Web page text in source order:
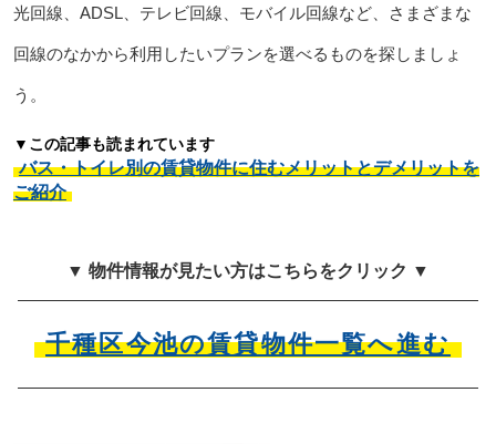
光回線、ADSL、テレビ回線、モバイル回線など、さまざまな
回線のなかから利用したいプランを選べるものを探しましょ
う。
▼この記事も読まれています
バス・トイレ別の賃貸物件に住むメリットとデメリットを
ご紹介
▼ 物件情報が見たい方はこちらをクリック ▼
千種区今池の賃貸物件一覧へ進む